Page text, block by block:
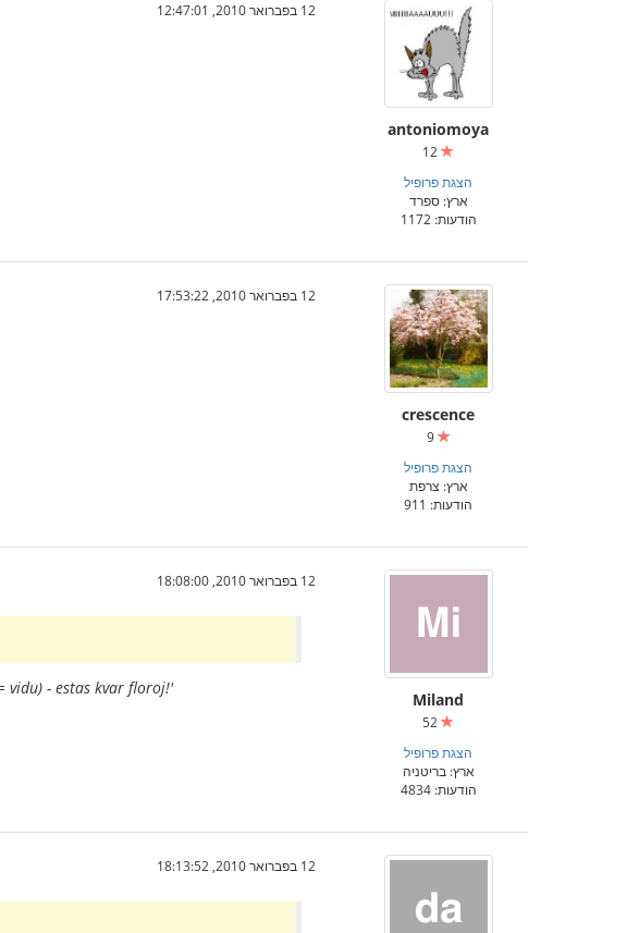
antoniomoya
הצגת פרופיל
ארץ: ספרד
הודעות: 1172
12 בפברואר 2010, 12:47:01
crescence
9
הצגת פרופיל
ארץ: צרפת
הודעות: 911
12 בפברואר 2010, 17:53:22
Miland
הצגת פרופיל
ארץ: בריטניה
הודעות: 4834
12 בפברואר 2010, 18:08:00
vidu) - estas kvar floroj!'
12 בפברואר 2010, 18:13:52